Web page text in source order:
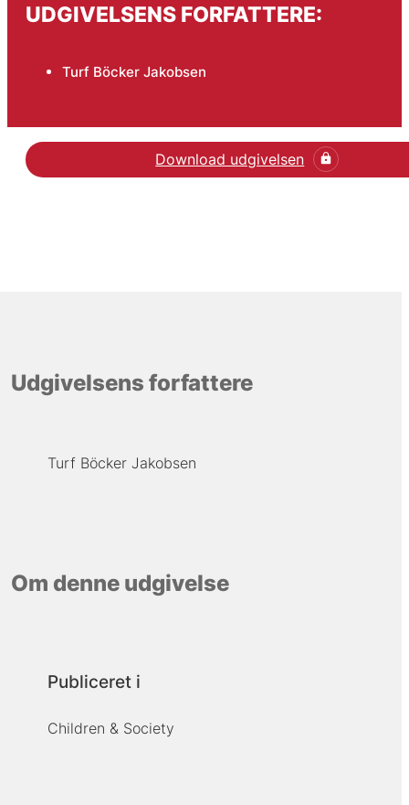
UDGIVELSENS FORFATTERE:
Turf Böcker Jakobsen
Download udgivelsen
Udgivelsens forfattere
Turf Böcker Jakobsen
Om denne udgivelse
Publiceret i
Children & Society